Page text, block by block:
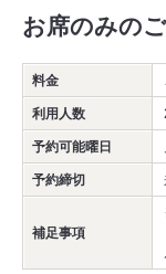
お席のみの
料金
利用人数
予約可能曜日
予約締切
補足事項